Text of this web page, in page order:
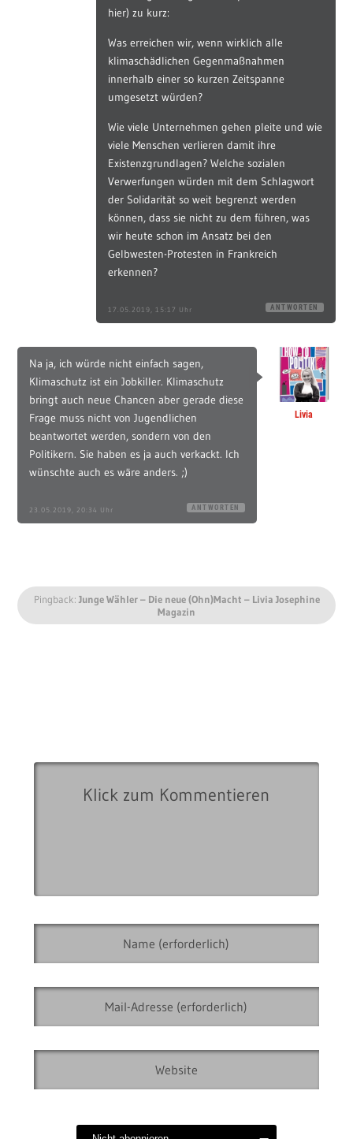
hier) zu kurz:
Was erreichen wir, wenn wirklich alle
klimaschädlichen Gegenmaßnahmen
innerhalb einer so kurzen Zeitspanne
umgesetzt würden?
Wie viele Unternehmen gehen pleite und wie
viele Menschen verlieren damit ihre
Existenzgrundlagen? Welche sozialen
Verwerfungen würden mit dem Schlagwort
der Solidarität so weit begrenzt werden
können, dass sie nicht zu dem führen, was
wir heute schon im Ansatz bei den
Gelbwesten-Protesten in Frankreich
erkennen?
17.05.2019, 15:17 Uhr ANTWORTEN
Livia
Na ja, ich würde nicht einfach sagen,
Klimaschutz ist ein Jobkiller. Klimaschutz
bringt auch neue Chancen aber gerade diese
Frage muss nicht von Jugendlichen
beantwortet werden, sondern von den
Politikern. Sie haben es ja auch verkackt. Ich
wünschte auch es wäre anders. ;)
23.05.2019, 20:34 Uhr ANTWORTEN
Pingback: Junge Wähler – Die neue (Ohn)Macht – Livia Josephine
Magazin